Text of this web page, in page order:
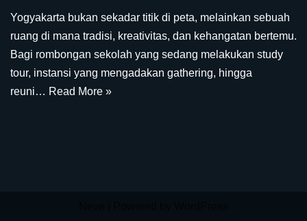
Yogyakarta bukan sekadar titik di peta, melainkan sebuah
ruang di mana tradisi, kreativitas, dan kehangatan bertemu.
Bagi rombongan sekolah yang sedang melakukan study
tour, instansi yang mengadakan gathering, hingga
reuni… Read More »